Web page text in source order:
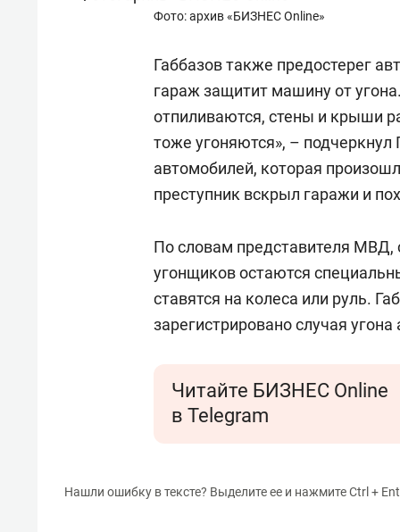
Фото: архив «БИЗНЕС Online»
Габбазов также предостерег
гараж защитит машину от
отпиливаются, стены и крыши
тоже угоняются», –
автомобилей, которая
преступник вскрыл гаражи и
По словам представителя
угонщиков остаются
ставятся на колеса или руль.
зарегистрировано случая
Читайте БИЗНЕС Online
в Telegram
Нашли ошибку в тексте? Выделите ее и нажмите Ctrl +